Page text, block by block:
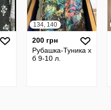
134, 140
200 грн
Рубашка-Туника х
б 9-10 л.